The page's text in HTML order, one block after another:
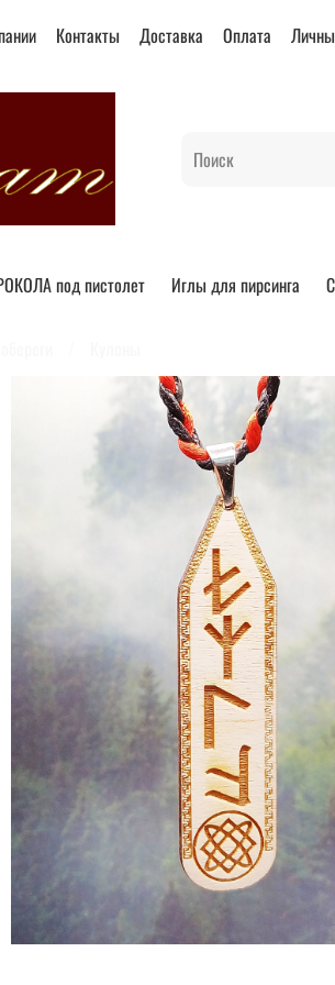
Контакты Доставка Оплата
под пистолет Иглы для пирсинга